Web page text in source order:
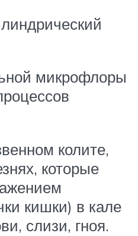
микрофлоры
колите,
которые
кишки) в кале
слизи, гноя.